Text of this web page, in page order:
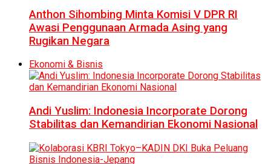
Anthon Sihombing Minta Komisi V DPR RI
Awasi Penggunaan Armada Asing yang
Rugikan Negara
Ekonomi & Bisnis
Andi Yuslim: Indonesia Incorporate Dorong
Stabilitas dan Kemandirian Ekonomi Nasional